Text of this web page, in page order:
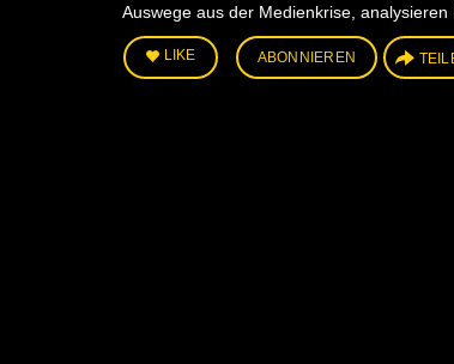
Auswege aus der Medienkrise,
LIKE ABONNIEREN